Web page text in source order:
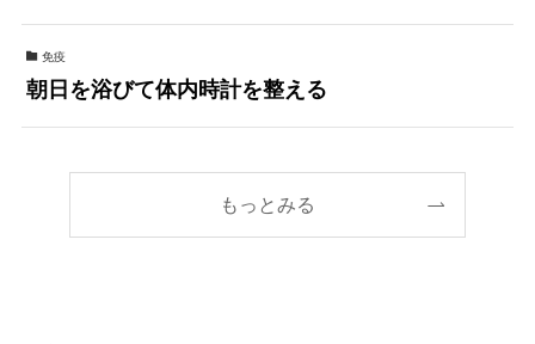
免疫
朝日を浴びて体内時計を整える
もっとみる